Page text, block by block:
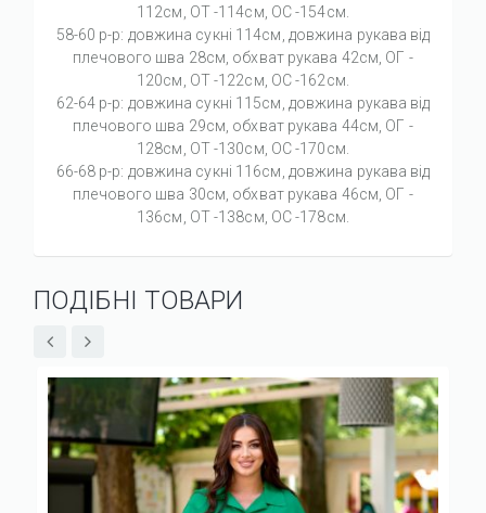
112см, ОТ -114см, OC -154см.
58-60 р-р: довжина сукні 114см, довжина рукава від
плечового шва 28см, обхват рукава 42см, ОГ -
120см, ОТ -122см, OC -162см.
62-64 р-р: довжина сукні 115см, довжина рукава від
плечового шва 29см, обхват рукава 44см, ОГ -
128см, ОТ -130см, OC -170см.
66-68 р-р: довжина сукні 116см, довжина рукава від
плечового шва 30см, обхват рукава 46см, ОГ -
136см, ОТ -138см, OC -178см.
ПОДІБНІ ТОВАРИ